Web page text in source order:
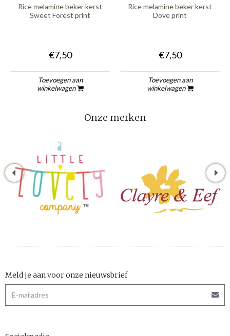
Rice melamine beker kerst
Sweet Forest print
€7,50
Toevoegen aan
winkelwagen
Rice melamine beker kerst
Dove print
€7,50
Toevoegen aan
winkelwagen
Onze merken
Meld je aan voor onze nieuwsbrief